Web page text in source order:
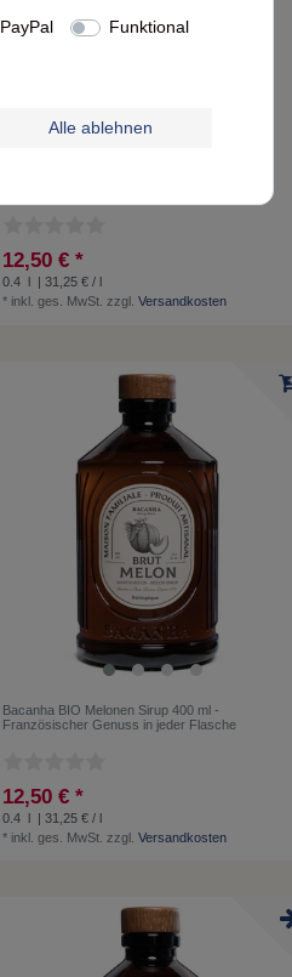
12,50 € *
0.4
| 31,25 € / l
* inkl. ges. MwSt. zzgl.Versandkosten
Bacanha BIO Melonen Sirup 400 ml -
Französischer Genuss in jeder Flasche
12,50 € *
0.4 l | 31,25 € / l
* inkl. ges. MwSt. zzgl.Versandkosten
PayPal Funktional
Alle ablehnen